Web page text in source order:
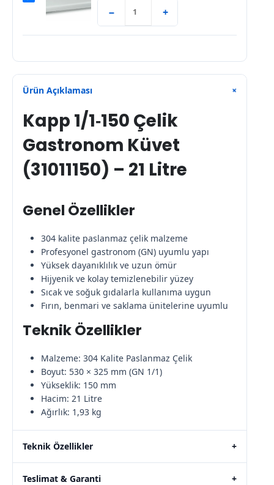
− +
Ürün Açıklaması +
Kapp 1/1‑150 Çelik
Gastronom Küvet
(31011150) – 21 Litre
Genel Özellikler
304 kalite paslanmaz çelik malzeme
Profesyonel gastronom (GN) uyumlu yapı
Yüksek dayanıklılık ve uzun ömür
Hijyenik ve kolay temizlenebilir yüzey
Sıcak ve soğuk gıdalarla kullanıma uygun
Fırın, benmari ve saklama ünitelerine uyumlu
Teknik Özellikler
Malzeme: 304 Kalite Paslanmaz Çelik
Boyut: 530 × 325 mm (GN 1/1)
Yükseklik: 150 mm
Hacim: 21 Litre
Ağırlık: 1,93 kg
Teknik Özellikler +
Teslimat & Garanti +